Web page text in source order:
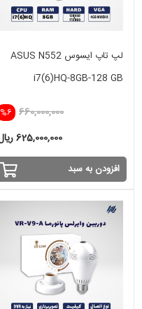
لپ تاپ ایسوس ASUS N552
i7(6)HQ-8GB-128 GB
SSD+1TB HDD-4GB NVIDIA
%6 660,000,000
625,000,000 ریال
افزودن به سبد